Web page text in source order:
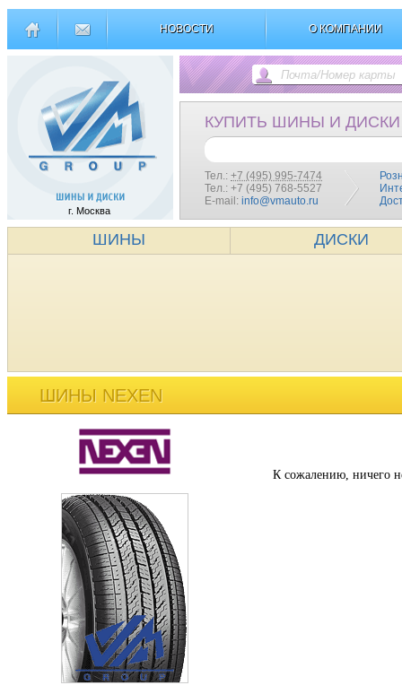
НОВОСТИ О КОМПАНИИ
г. Москва
КУПИТЬ ШИНЫ И ДИСКИ
Тел.: +7 (495) 995-7474
Тел.: +7 (495) 768-5527
E-mail: info@vmauto.ru
ШИНЫ ДИСКИ
ШИНЫ NEXEN
К сожалению, ничего